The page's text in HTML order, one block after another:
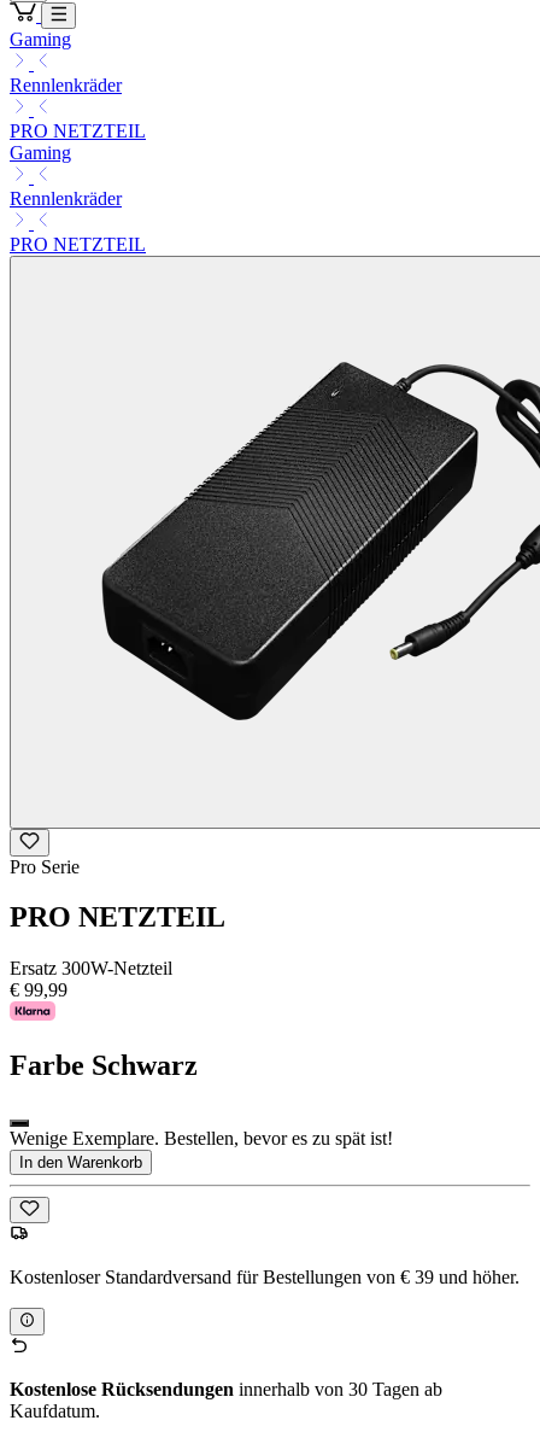
Gaming
Rennlenkräder
PRO NETZTEIL
Gaming
Rennlenkräder
PRO NETZTEIL
Pro Serie
PRO NETZTEIL
Ersatz 300W-Netzteil
€ 99,99
Farbe Schwarz
Wenige Exemplare. Bestellen, bevor es zu spät ist!
In den Warenkorb
Kostenloser Standardversand für Bestellungen von € 39 und höher.
Kostenlose Rücksendungen innerhalb von 30 Tagen ab
Kaufdatum.